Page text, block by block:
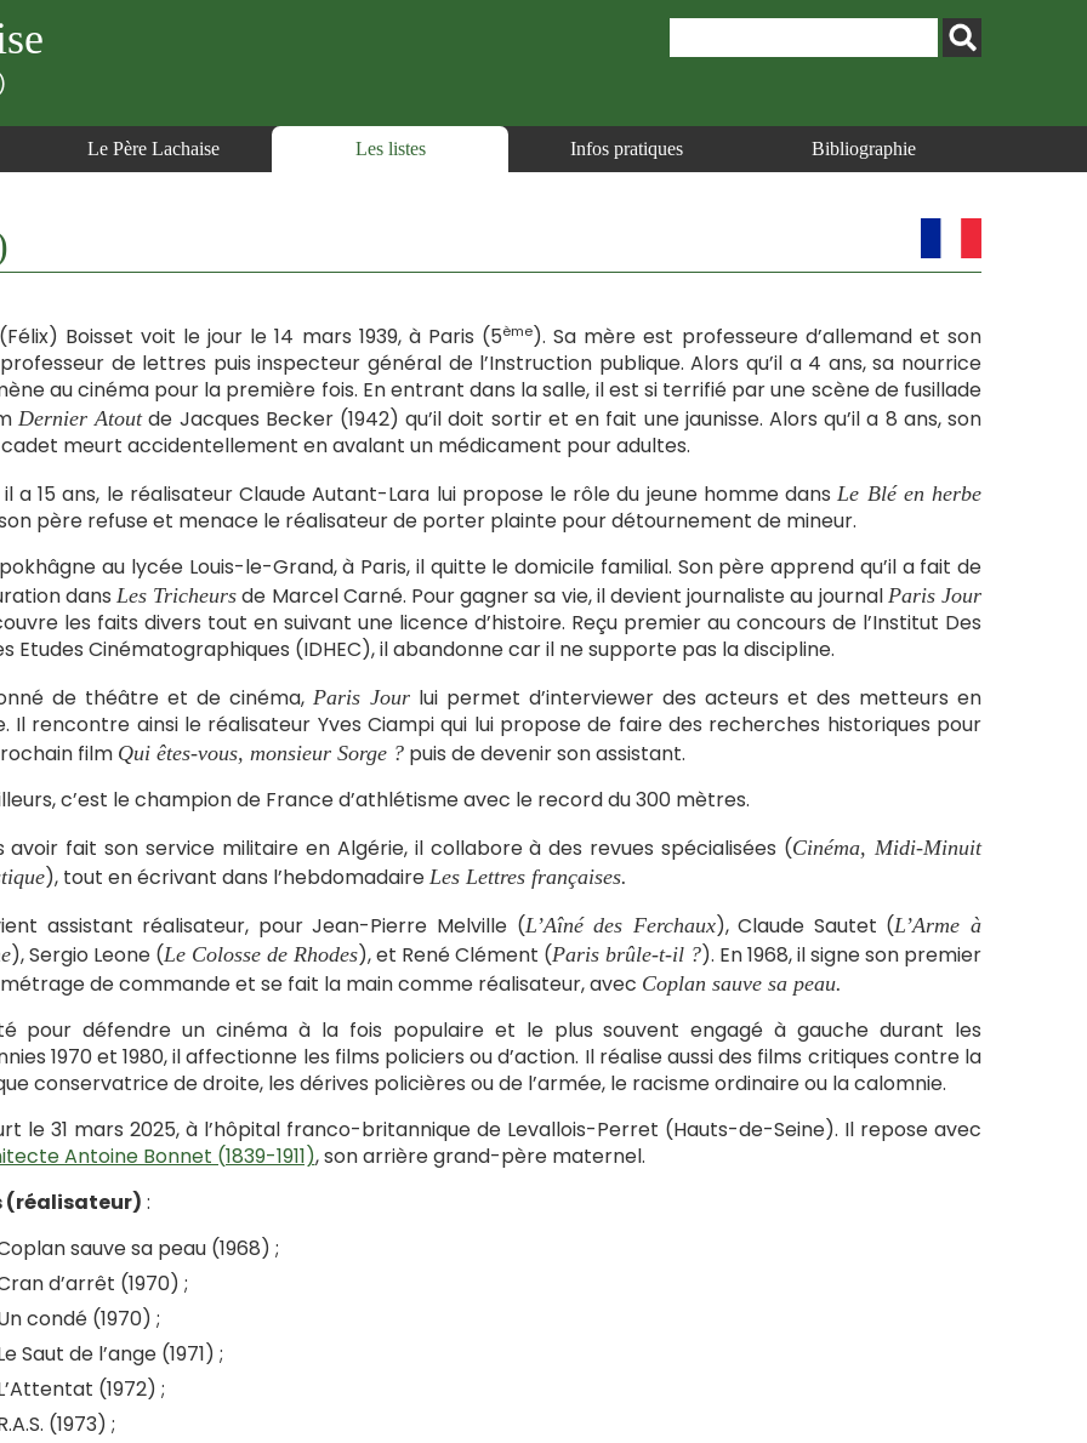
Le Père Lachaise Les listes Infos pratiques Bibliographie
Boisset voit le jour le 14 mars 1939, à Paris (5ème). Sa mère est professeure d’allemand et son
de lettres puis inspecteur général de l’Instruction publique. Alors qu’il a 4 ans, sa nourrice
au cinéma pour la première fois. En entrant dans la salle, il est si terrifié par une scène de fusillade
Dernier Atoutde Jacques Becker (1942) qu’il doit sortir et en fait une jaunisse. Alors qu’il a 8 ans, son
meurt accidentellement en avalant un médicament pour adultes.
il a 15 ans, le réalisateur Claude Autant-Lara lui propose le rôle du jeune homme dansLe Blé en herbe
père refuse et menace le réalisateur de porter plainte pour détournement de mineur.
au lycée Louis-le-Grand, à Paris, il quitte le domicile familial. Son père apprend qu’il a fait de
dansLes Tricheurs de Marcel Carné. Pour gagner sa vie, il devient journaliste au journal Paris Jour
les faits divers tout en suivant une licence d’histoire. Reçu premier au concours de l’Institut Des
Etudes Cinématographiques (IDHEC), il abandonne car il ne supporte pas la discipline.
de théâtre et de cinéma, Paris Jourlui permet d’interviewer des acteurs et des metteurs en
Il rencontre ainsi le réalisateur Yves Ciampi qui lui propose de faire des recherches historiques pour
film Qui êtes-vous, monsieur Sorge ?puis de devenir son assistant.
c’est le champion de France d’athlétisme avec le record du 300 mètres.
avoir fait son service militaire en Algérie, il collabore à des revues spécialisées (Cinéma, Midi-Minuit
), tout en écrivant dans l’hebdomadaire Les Lettres françaises.
assistant réalisateur, pour Jean-Pierre Melville (L’Aîné des Ferchaux), Claude Sautet (L’Arme à
), Sergio Leone (Le Colosse de Rhodes), et René Clément (Paris brûle-t-il ?). En 1968, il signe son premier
de commande et se fait la main comme réalisateur, avec Coplan sauve sa peau.
pour défendre un cinéma à la fois populaire et le plus souvent engagé à gauche durant les
1970 et 1980, il affectionne les films policiers ou d’action. Il réalise aussi des films critiques contre la
conservatrice de droite, les dérives policières ou de l’armée, le racisme ordinaire ou la calomnie.
le 31 mars 2025, à l’hôpital franco-britannique de Levallois-Perret (Hauts-de-Seine). Il repose avec
Antoine Bonnet (1839-1911), son arrière grand-père maternel.
(réalisateur) :
sauve sa peau (1968) ;
d’arrêt (1970) ;
condé (1970) ;
Saut de l’ange (1971) ;
(1972) ;
(1973) ;